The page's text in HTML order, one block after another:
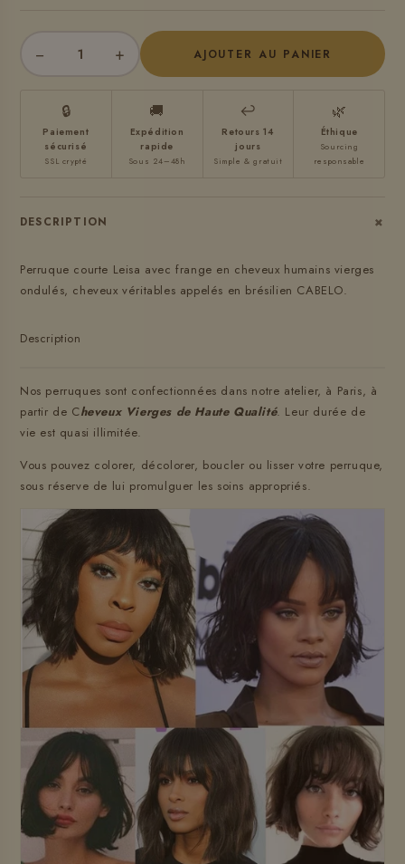
− + AJOUTER AU PANIER
🔒
Paiement
sécurisé
SSL crypté
🚚
Expédition
rapide
Sous 24–48h
↩
Retours 14
jours
Simple & gratuit
🌿
Éthique
Sourcing
responsable
DESCRIPTION +
Perruque courte Leisa avec frange en cheveux humains vierges
ondulés, cheveux véritables appelés en brésilien CABELO.
Description
Nos perruques sont confectionnées dans notre atelier, à Paris, à
partir de Cheveux Vierges de Haute Qualité. Leur durée de
vie est quasi illimitée.
Vous pouvez colorer, décolorer, boucler ou lisser votre perruque,
sous réserve de lui promulguer les soins appropriés.